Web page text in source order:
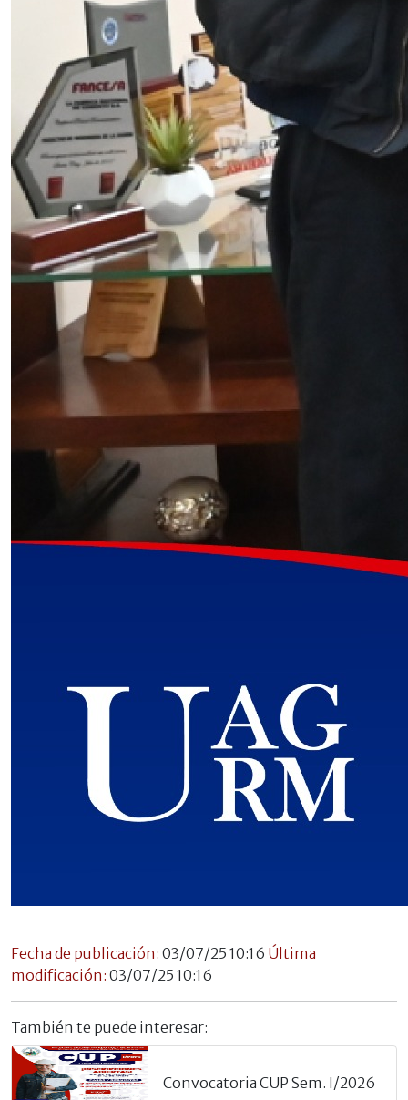
Fecha de publicación: 03/07/25 10:16 Última
modificación: 03/07/25 10:16
También te puede interesar:
Convocatoria CUP Sem. I/2026